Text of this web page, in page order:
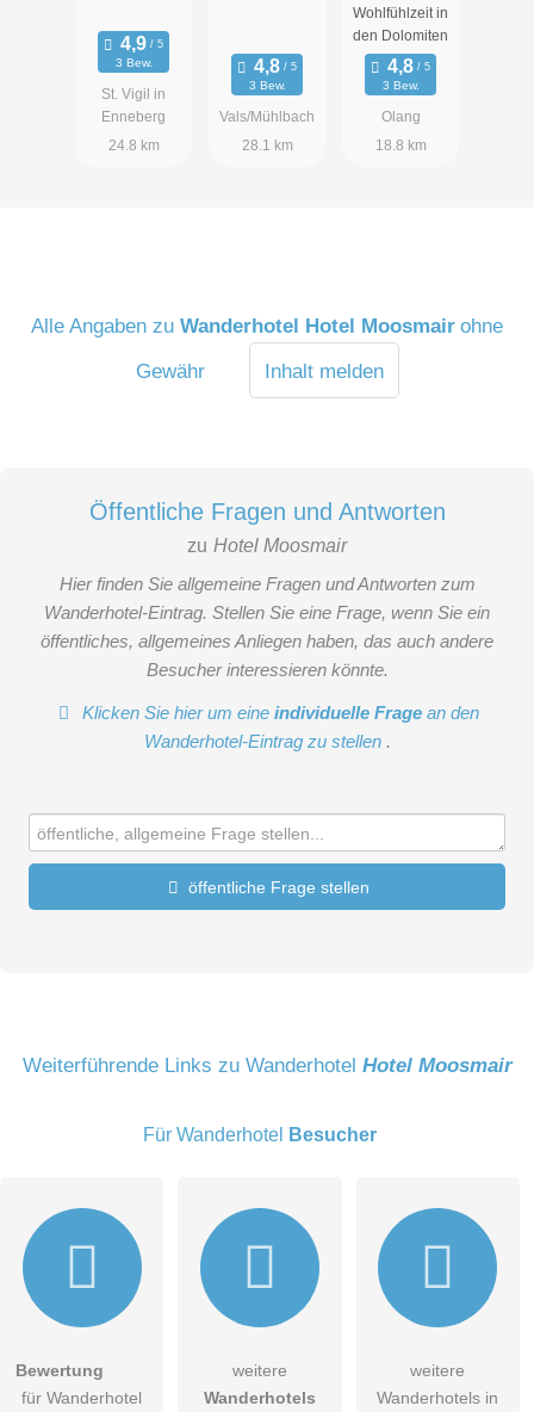
3 Bew.
St. Vigil in
Enneberg
24.8 km
3 Bew.
Vals/Mühlbach
28.1 km
& SPA
Wohlfühlzeit in
den Dolomiten
3 Bew.
Olang
18.8 km
Alle Angaben zu Wanderhotel Hotel Moosmair ohne
Gewähr
Inhalt melden
Öffentliche Fragen und Antworten
zu Hotel Moosmair
Hier finden Sie allgemeine Fragen und Antworten zum
Wanderhotel-Eintrag. Stellen Sie eine Frage, wenn Sie ein
öffentliches, allgemeines Anliegen haben, das auch andere
Besucher interessieren könnte.
Klicken Sie hier um eineindividuelle Frage an den
Wanderhotel-Eintrag zu stellen .
öffentliche Frage stellen
E-Mail-Adresse (wird nicht veröffentlicht)
Hiermit akzeptiere ich dieAGB
Weiterführende Links zu Wanderhotel Hotel Moosmair
Für Wanderhotel Besucher
Bewertung
für Wanderhotel
weitere
Wanderhotels
weitere
Wanderhotels in